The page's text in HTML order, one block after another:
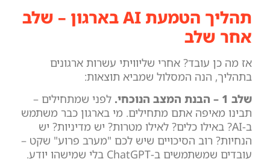
תהליך הטמעת AI בארגון – שלב
אחר שלב
אז מה כן עובד? אחרי שליוויתי עשרות ארגונים
בתהליך, הנה המסלול שמביא תוצאות:
שלב 1 – הבנת המצב הנוכחי.
לפני שמתחילים –
תבינו מאיפה אתם מתחילים. מי בארגון כבר משתמש
ב-AI? באילו כלים? לאילו מטרות? יש מדיניות? יש
הנחיות? רוב הסיכויים שיש לכם "מערב פרוע" שקט –
עובדים שמשתמשים ב-ChatGPT בלי שמישהו יודע.